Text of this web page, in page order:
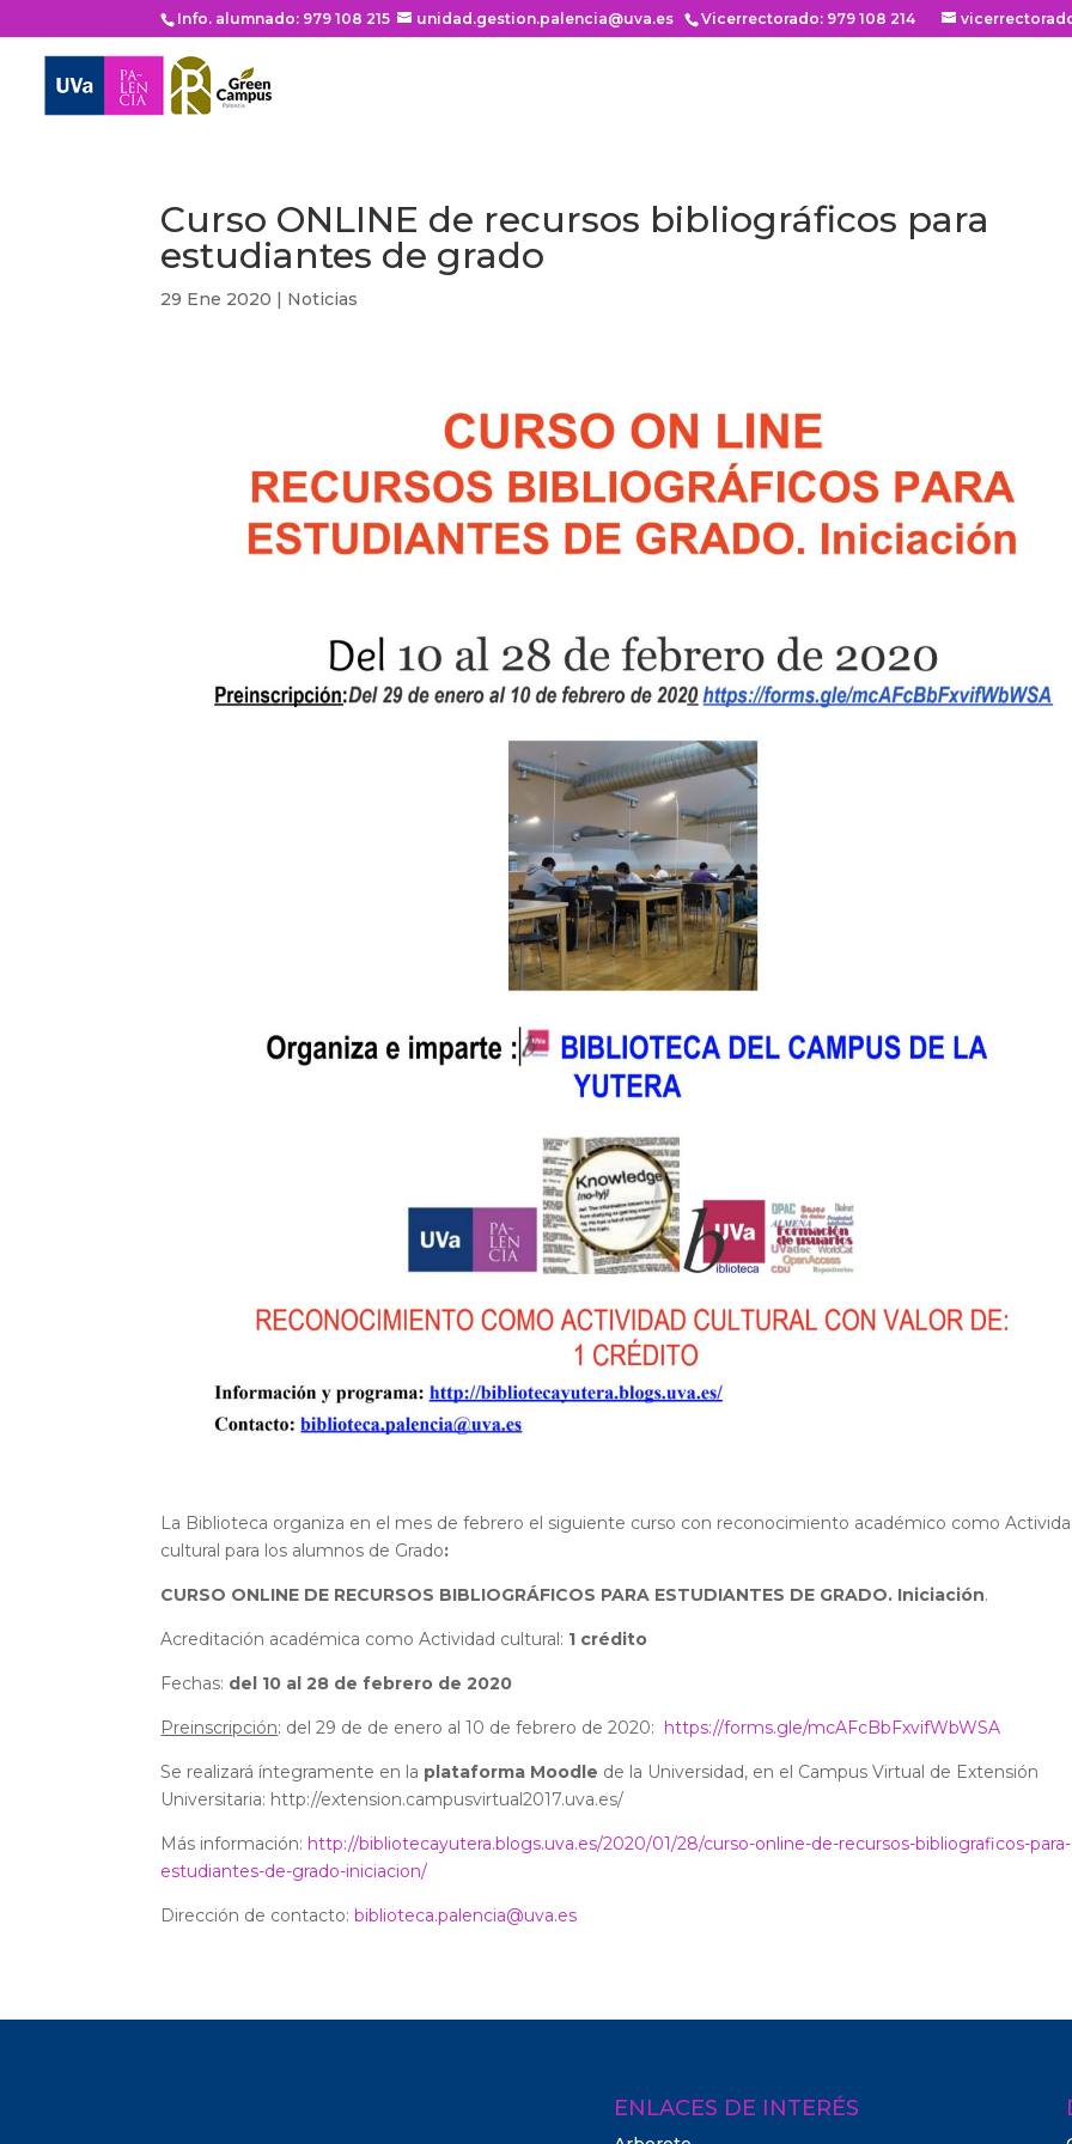
Info. alumnado: 979 108 215 unidad.gestion.palencia@uva.es Vicerrectorado: 979 108 214
Curso ONLINE de recursos bibliográficos para
estudiantes de grado
29 Ene 2020 | Noticias
La Biblioteca organiza en el mes de febrero el siguiente curso con reconocimiento académico como
cultural para los alumnos de Grado:
CURSO ONLINE DE RECURSOS BIBLIOGRÁFICOS PARA ESTUDIANTES DE GRADO. Iniciación.
Acreditación académica como Actividad cultural: 1 crédito
Fechas: del 10 al 28 de febrero de 2020
Preinscripción: del 29 de de enero al 10 de febrero de 2020: https://forms.gle/mcAFcBbFxvifWbWSA
Se realizará íntegramente en la plataforma Moodle de la Universidad, en el Campus Virtual de Extensión
Universitaria: http://extension.campusvirtual2017.uva.es/
Más información: http://bibliotecayutera.blogs.uva.es/2020/01/28/curso-online-de-recursos-bibliograficos-para-
estudiantes-de-grado-iniciacion/
Dirección de contacto: biblioteca.palencia@uva.es
ENLACES DE INTERÉS